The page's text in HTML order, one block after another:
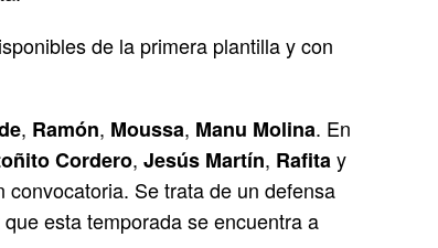
de la primera plantilla y con
, Ramón, Moussa, Manu Molina. En
Cordero, Jesús Martín, Rafitay
convocatoria. Se trata de un defensa
esta temporada se encuentra a